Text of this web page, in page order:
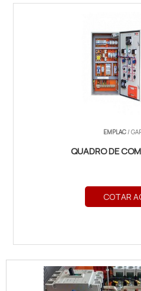
EMPLAC/
QUADRO DE
COTAR